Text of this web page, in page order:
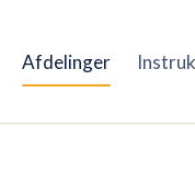
Afdelinger